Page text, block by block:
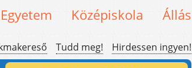
Egyetem Középiskola Állás
Tudd meg! Hirdessen ingyen!